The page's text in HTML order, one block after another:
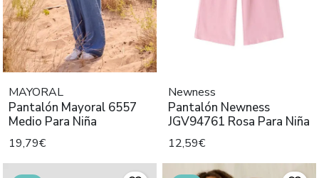
MAYORAL
Pantalón Mayoral 6557
Medio Para Niña
19,79€
Newness
Pantalón Newness
JGV94761 Rosa Para Niña
12,59€